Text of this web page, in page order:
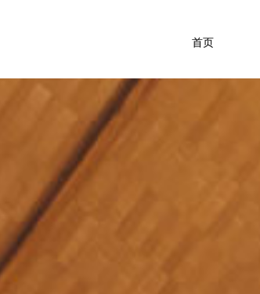
首页